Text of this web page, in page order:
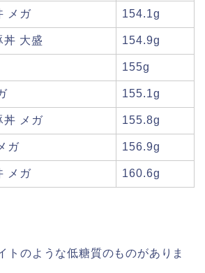
メガ 154.1g
丼 大盛 154.9g
155g
155.1g
丼 メガ 155.8g
ガ 156.9g
メガ 160.6g
トのような低糖質のものがありま